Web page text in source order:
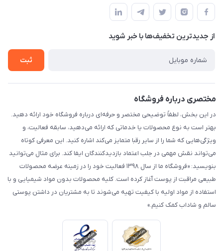
لیست محصولات
درباره ما
قوانین و مقررات
حریم خصوصی
راهنما
از جدید‌ترین تخفیف‌ها با‌ خبر شوید
ثبت
مختصری درباره فروشگاه
در این بخش، لطفاً توضیحی مختصر و حرفه‌ای درباره فروشگاه خود ارائه دهید.
بهتر است به نوع محصولات یا خدماتی که ارائه می‌دهید، سابقه فعالیت، و
ویژگی‌هایی که شما را از سایر رقبا متمایز می‌کند اشاره کنید. این معرفی کوتاه
می‌تواند نقش مهمی در جلب اعتماد بازدیدکنندگان ایفا کند. برای مثال می‌توانید
بنویسید: «فروشگاه ما از سال ۱۳۹۸ فعالیت خود را در زمینه عرضه محصولات
طبیعی مراقبت از پوست آغاز کرده است. کلیه محصولات بدون مواد شیمیایی و با
استفاده از مواد اولیه با کیفیت تهیه می‌شوند تا به مشتریان در داشتن پوستی
سالم و شاداب کمک کنیم.»